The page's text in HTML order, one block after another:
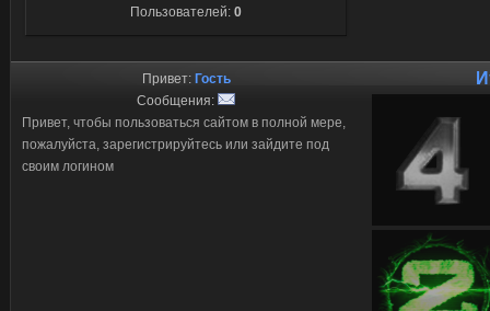
Пользователей: 0
Привет: Гость
Сообщения:
Привет, чтобы пользоваться сайтом в полной мере,
пожалуйста, зарегистрируйтесь или зайдите под
своим логином